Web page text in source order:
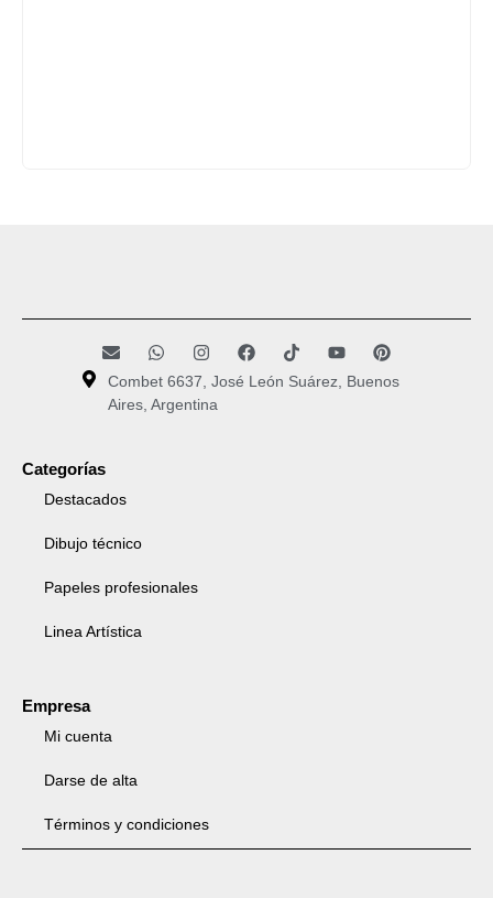
Combet 6637, José León Suárez, Buenos
Aires, Argentina
Categorías
Destacados
Dibujo técnico
Papeles profesionales
Linea Artística
Empresa
Mi cuenta
Darse de alta
Términos y condiciones